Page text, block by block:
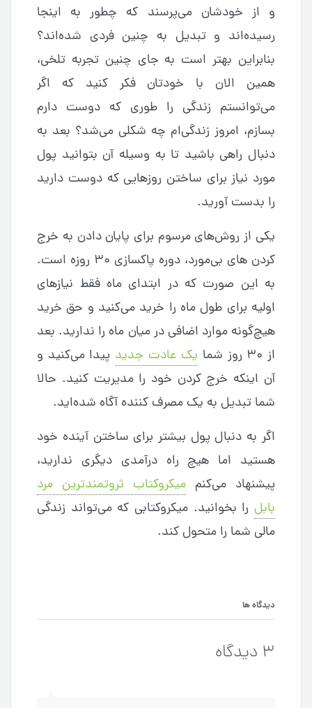
و از خودشان می‌پرسند که چطور به اینجا
رسیده‌اند و تبدیل به چنین فردی شده‌اند؟
بنابراین بهتر است به جای چنین تجربه تلخی،
همین الان با خودتان فکر کنید که اگر
می‌توانستم زندگی را طوری که دوست دارم
بسازم، امروز زندگی‌ام چه شکلی می‌شد؟ بعد به
دنبال راهی باشید تا به وسیله آن بتوانید پول
مورد نیاز برای ساختن روزهایی که دوست دارید
را بدست آورید.
یکی از روش‌های مرسوم برای پایان دادن به خرج
کردن های بی‌مورد، دوره پاکسازی ۳۰ روزه است.
به این صورت که در ابتدای ماه فقط نیازهای
اولیه برای طول ماه را خرید می‌کنید و حق خرید
هیچ‌گونه موارد اضافی در میان ماه را ندارید. بعد
از ۳۰ روز شما
یک عادت جدید پیدا می‌کنید و
آن اینکه خرج کردن خود را مدیریت کنید. حالا
شما تبدیل به یک مصرف کننده آگاه شده‌اید.
اگر به دنبال پول بیشتر برای ساختن آینده خود
هستید اما هیچ راه درآمدی دیگری ندارید،
پیشنهاد می‌کنم میکروکتاب ثروتمندترین مرد
بابل را بخوانید. میکروکتابی که می‌تواند زندگی
مالی شما را متحول کند.
دیدگاه ها
3 دیدگاه